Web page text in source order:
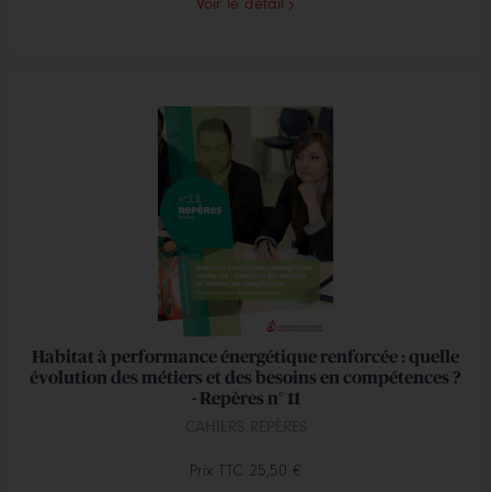
Voir le détail
Habitat à performance énergétique renforcée : quelle
évolution des métiers et des besoins en compétences ?
- Repères n° 11
Prix TTC 25,50 €